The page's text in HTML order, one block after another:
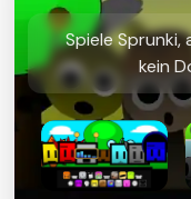
Spiele Sprunki,
kein